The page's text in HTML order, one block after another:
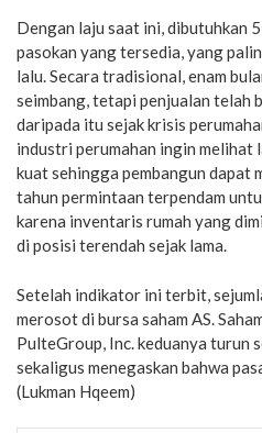
Dengan laju saat ini, dibutuhkan
pasokan yang tersedia, yang
lalu. Secara tradisional, enam
seimbang, tetapi penjualan telah
daripada itu sejak krisis
industri perumahan ingin melihat
kuat sehingga pembangun dapat
tahun permintaan terpendam
karena inventaris rumah yang
di posisi terendah sejak lama.
Setelah indikator ini terbit,
merosot di bursa saham AS.
PulteGroup, Inc. keduanya turun
sekaligus menegaskan bahwa
(Lukman Hqeem)